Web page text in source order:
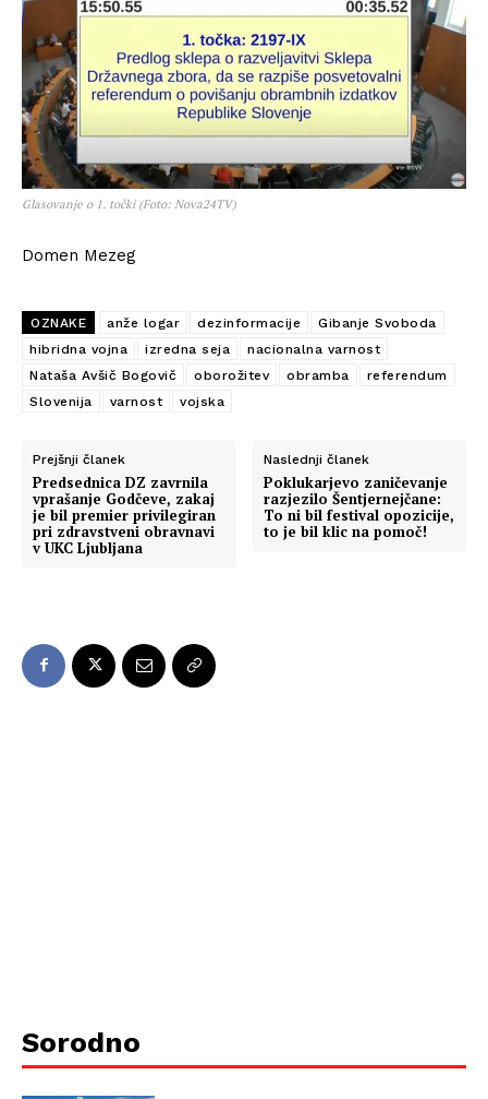
Glasovanje o 1. točki (Foto: Nova24TV)
Domen Mezeg
OZNAKE anže logar dezinformacije
Gibanje Svoboda
hibridna vojna
izredna seja
nacionalna varnost
Nataša Avšič Bogovič
oborožitev obramba
referendum
Slovenija
varnost vojska
Prejšnji članek
Predsednica DZ zavrnila
vprašanje Godčeve, zakaj
je bil premier privilegiran
pri zdravstveni obravnavi
v UKC Ljubljana
Naslednji članek
Poklukarjevo zaničevanje
razjezilo Šentjernejčane:
To ni bil festival opozicije,
to je bil klic na pomoč!
Sorodno